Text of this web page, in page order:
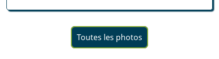
Toutes les photos